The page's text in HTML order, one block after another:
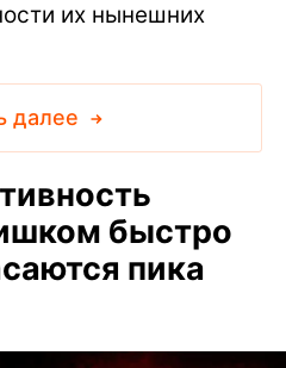
их нынешних
далее
быстро
пика